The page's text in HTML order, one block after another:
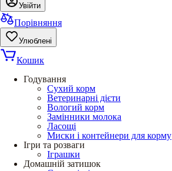
Увійти
Порівняння
Улюблені
Кошик
Годування
Сухий корм
Ветеринарні дієти
Вологий корм
Замінники молока
Ласощі
Миски і контейнери для корму
Ігри та розваги
Іграшки
Домашній затишок